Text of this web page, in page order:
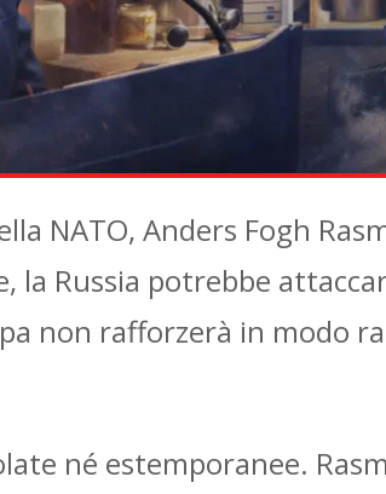
NATO, Anders Fogh
la Russia potrebbe
non rafforzerà in modo
né estemporanee.